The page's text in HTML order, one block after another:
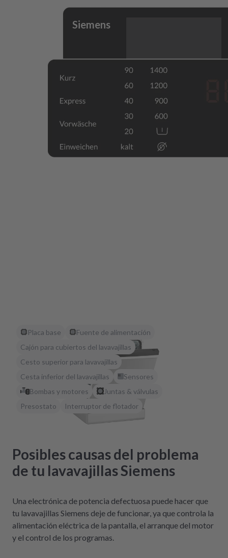
Siemens
Placa base
Fuente de alimentación
Cajón para cubiertos del lavavajillas
Cesto superior para lavavajillas
Cesta inferior del lavavajillas
Sensores
Bombas y motores
Juntas & válvulas
Presostato
Interruptor de flotador
Posibles causas del problema
de tu lavavajillas Siemens
Una electrónica de potencia defectuosa puede hacer que
tu lavavajillas Siemens deje de funcionar, ya que controla la
alimentación eléctrica de la pantalla, el arranque del motor
y el control de los programas.